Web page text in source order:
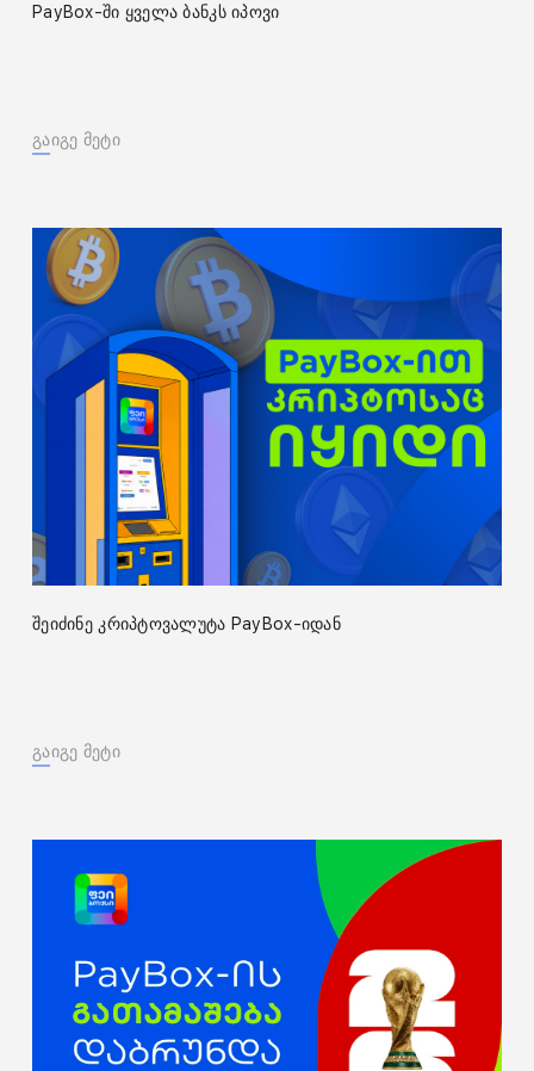
PayBox-ში ყველა ბანკს იპოვი
გაიგე მეტი
შეიძინე კრიპტოვალუტა PayBox-იდან
გაიგე მეტი